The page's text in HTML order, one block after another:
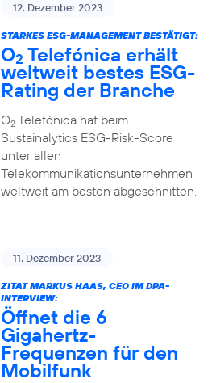
12. Dezember 2023
STARKES ESG-MANAGEMENT BESTÄTIGT:
O2 Telefónica erhält
weltweit bestes ESG-
Rating der Branche
O2Telefónica hat beim
Sustainalytics ESG-Risk-Score
unter allen
Telekommunikationsunternehmen
weltweit am besten abgeschnitten.
11. Dezember 2023
ZITAT MARKUS HAAS, CEO IM DPA-
INTERVIEW:
Öffnet die 6
Gigahertz-
Frequenzen für den
Mobilfunk